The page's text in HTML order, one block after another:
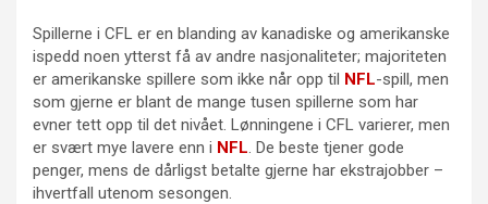
Spillerne i CFL er en blanding av kanadiske og amerikanske
ispedd noen ytterst få av andre nasjonaliteter; majoriteten
er amerikanske spillere som ikke når opp til NFL-spill, men
som gjerne er blant de mange tusen spillerne som har
evner tett opp til det nivået. Lønningene i CFL varierer, men
er svært mye lavere enn i NFL. De beste tjener gode
penger, mens de dårligst betalte gjerne har ekstrajobber –
ihvertfall utenom sesongen.